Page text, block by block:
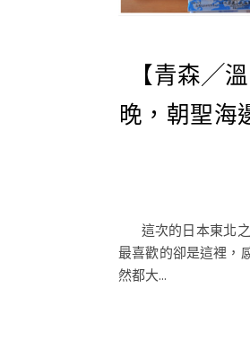
【青森╱
晚，朝聖海
這次的日本東北之
最喜歡的卻是這裡，
然都大...